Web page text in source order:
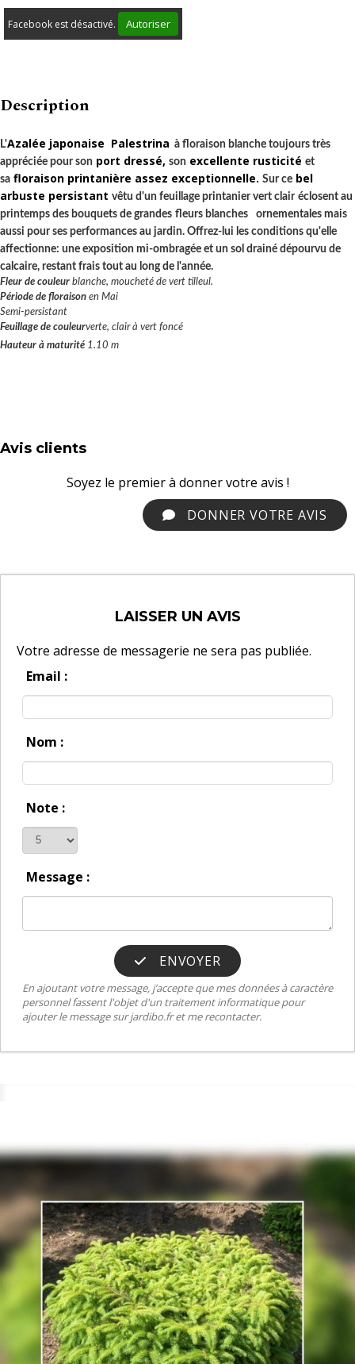
Facebook est désactivé. Autoriser
Description
L'Azalée japonaise Palestrina à floraison blanche toujours très
appréciée pour son port dressé, son excellente rusticité et
sa floraison printanière assez exceptionnelle. Sur ce bel
arbuste persistant vêtu d'un feuillage printanier vert clair éclosent au
printemps des bouquets de grandes fleurs blanches
ornementales mais
aussi pour ses performances au jardin. Offrez-lui les conditions qu'elle
affectionne: une exposition mi-ombragée et un sol drainé dépourvu de
calcaire, restant frais tout au long de l'année.
Fleur de couleur blanche, moucheté de vert tilleul.
Période de floraison en Mai
Semi-persistant
Feuillage de couleurverte, clair à vert foncé
Hauteur à maturité 1.10 m
Avis clients
Soyez le premier à donner votre avis !
DONNER VOTRE AVIS
LAISSER UN AVIS
Votre adresse de messagerie ne sera pas publiée.
Email :
Nom :
Note :
Message :
ENVOYER
En ajoutant votre message, j’accepte que mes données à caractère
personnel fassent l'objet d'un traitement informatique pour
ajouter le message sur jardibo.fr et me recontacter.